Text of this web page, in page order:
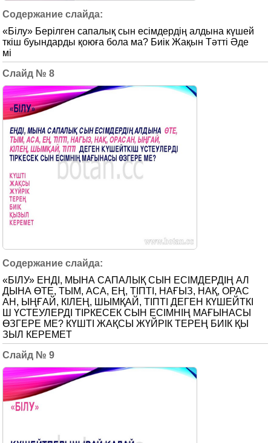
«Білу» Берілген сапалық сын есімдердің алдына күшей
ткіш буындарды қоюға бола ма? Биік Жақын Тәтті Әде
мі
8
«БІЛУ» ЕНДІ, МЫНА САПАЛЫҚ СЫН ЕСІМДЕРДІҢ АЛ
ДЫНА ӨТЕ, ТЫМ, АСА, ЕҢ, ТІПТІ, НАҒЫЗ, НАҚ, ОРАС
АН, ЫҢҒАЙ, КІЛЕҢ, ШЫМҚАЙ, ТІПТІ ДЕГЕН КҮШЕЙТКІ
Ш ҮСТЕУЛЕРДІ ТІРКЕСЕК СЫН ЕСІМНІҢ МАҒЫНАСЫ
ӨЗГЕРЕ МЕ? КҮШТІ ЖАҚСЫ ЖҮЙРІК ТЕРЕҢ БИІК ҚЫ
ЗЫЛ КЕРЕМЕТ
9